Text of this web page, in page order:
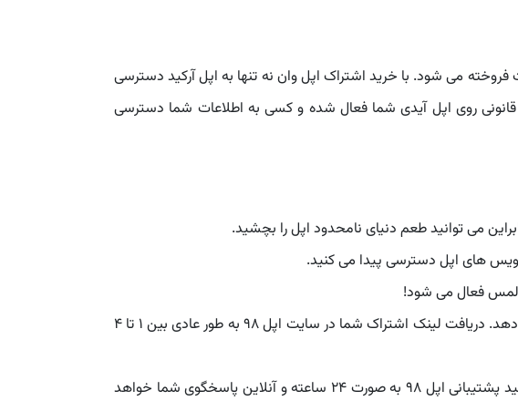
می شود. با خرید اشتراک اپل وان نه تنها به اپل آرکید دسترسی
روی اپل آیدی شما فعال شده و کسی به اطلاعات شما دسترسی
می توانید طعم دنیای نامحدود اپل را بچشید.
های اپل دسترسی پیدا می کنید.
اپل 98 مفتخر است که اشتراک اپل وان فوری را به تمام کاربران خود ارائه می دهد. دریافت لینک اشتراک شما در سایت اپل 98 به طور عادی بین 1 تا 4
در هر ساعت از شبانه روز به هر مشکلی که بخورید یا هر سوالی که داشته باشید پشتیبانی اپل 98 به صورت 24 ساعته و آنلاین پاسخگوی شما خواهد